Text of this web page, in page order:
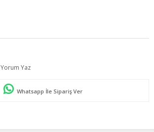
Yorum Yaz
Whatsapp İle Sipariş Ver